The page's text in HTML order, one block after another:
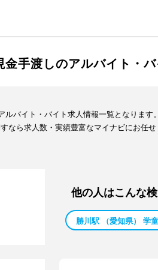
金手渡しのアルバイト・
ルバイト・バイト求人情報一覧となりま
なら求人数・実績豊富なマイナビにお任せ
他の人はこんな
勝川駅 （愛知県） 学